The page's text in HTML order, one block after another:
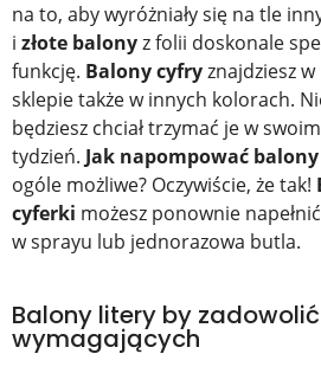
na to, aby wyróżniały się na tle
i złote balonyz folii doskonale
funkcję. Balony cyfryznajdziesz
sklepie także w innych kolorach.
będziesz chciał trzymać je w
tydzień. Jak napompować
ogóle możliwe? Oczywiście, że tak!
cyferki możesz ponownie
w sprayu lub jednorazowa butla.
Balony litery by
wymagających